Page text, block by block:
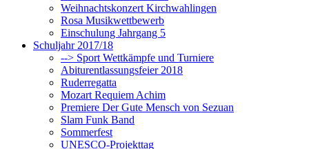
Weihnachtskonzert Kirchwahlingen
Rosa Musikwettbewerb
Einschulung Jahrgang 5
Schuljahr 2017/18
--> Sport Wettkämpfe und Turniere
Abiturentlassungsfeier 2018
Ruderregatta
Mozart Requiem Achim
Premiere Der Gute Mensch von Sezuan
Slam Funk Band
Sommerfest
UNESCO-Projekttag